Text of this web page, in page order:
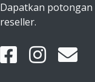
Dapatkan
reseller.